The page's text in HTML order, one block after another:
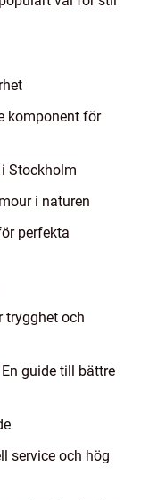
komponent för
Stockholm
i naturen
perfekta
trygghet och
guide till bättre
service och hög